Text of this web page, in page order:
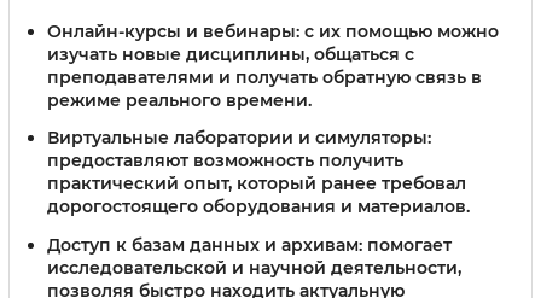
Онлайн-курсы и вебинары: с их помощью можно
изучать новые дисциплины, общаться с
преподавателями и получать обратную связь в
режиме реального времени.
Виртуальные лаборатории и симуляторы:
предоставляют возможность получить
практический опыт, который ранее требовал
дорогостоящего оборудования и материалов.
Доступ к базам данных и архивам: помогает
исследовательской и научной деятельности,
позволяя быстро находить актуальную